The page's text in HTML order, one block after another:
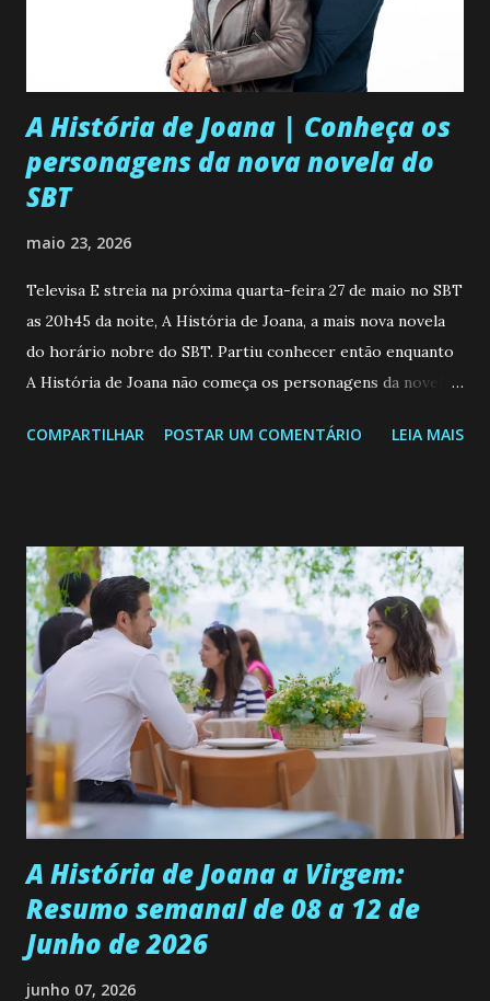
A História de Joana | Conheça os
personagens da nova novela do
SBT
maio 23, 2026
Televisa E streia na próxima quarta-feira 27 de maio no SBT
as 20h45 da noite, A História de Joana, a mais nova novela
do horário nobre do SBT. Partiu conhecer então enquanto
A História de Joana não começa os personagens da novela?
de 25/05/26 a 31/05/26 JOANA GUADALUPE (Camila
permanecer virgem até encontrar o homem que realmente
ama, o que não é fácil, já que dedica todas as suas energias a
se aprimorar, trabalhando, estudando e se orgulhando de
ser a primeira mulher da família a ingressar na
universidade. Ela tem uma personalidade muito alegre, é
muito madura para a idade, determinada, criativa e
empática. Detesta injustiças e é uma ótima amiga. Pode ser
teimosa e muito persistente quando decide fazer algo.
Durante um exame ginecológico, ela é inseminada por eng...
COMPARTILHAR POSTAR UM COMENTÁRIO LEIA MAIS
A História de Joana a Virgem:
Resumo semanal de 08 a 12 de
Junho de 2026
junho 07, 2026